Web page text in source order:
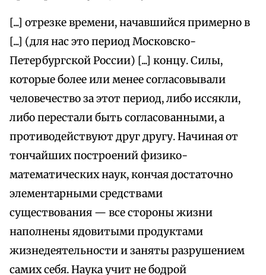
[...] отрезке времени, начавшийся примерно в
[...] (для нас это период Московско-
Петербургской России) [...] концу. Силы,
которые более или менее согласовывали
человечество за этот период, либо иссякли,
либо перестали быть согласованными, а
противодействуют друг другу. Начиная от
тончайших построений физико-
математических наук, кончая достаточно
элементарными средствами
существования — все стороны жизни
наполнены ядовитыми продуктами
жизнедеятельности и заняты разрушением
самих себя. Наука учит не бодрой